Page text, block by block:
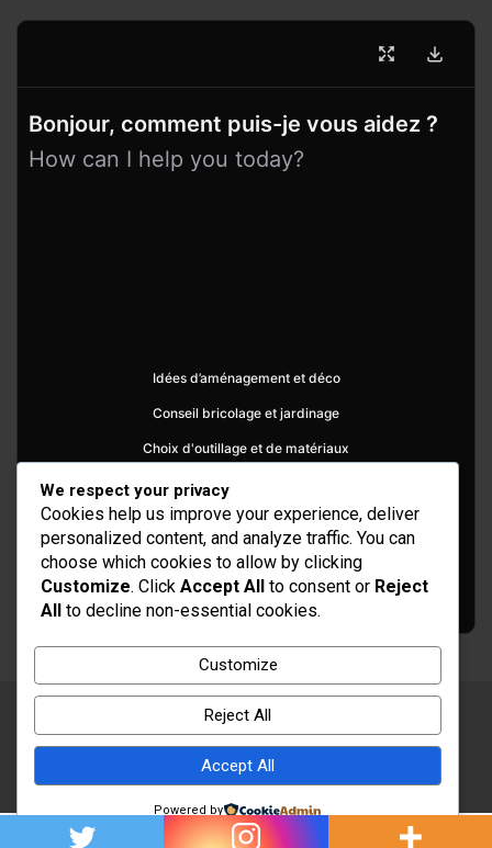
Bonjour, comment puis-je vous aidez ?
How can I help you today?
Idées d’aménagement et déco
Conseil bricolage et jardinage
Choix d'outillage et de matériaux
Copyright © 2026Rénovation et Décoration
Thème par :Theme Horse
Fièrement propulsé par :
We respect your privacy
Cookies help us improve your experience, deliver
personalized content, and analyze traffic. You can
choose which cookies to allow by clicking
Customize. Click Accept All to consent or Reject
All to decline non-essential cookies.
Customize
Reject All
Accept All
Powered by